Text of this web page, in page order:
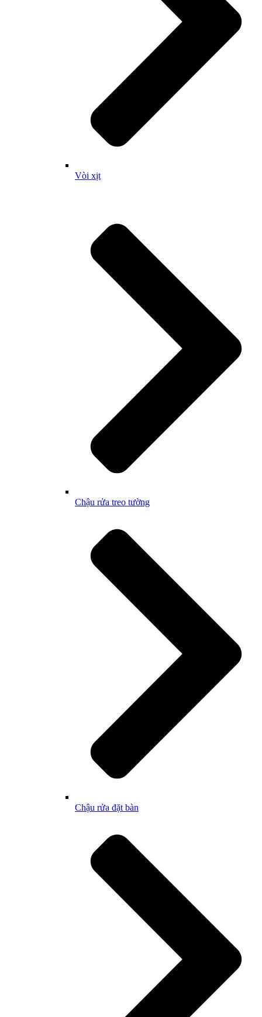
Vòi xịt
Chậu rửa treo tường
Chậu rửa đặt bàn